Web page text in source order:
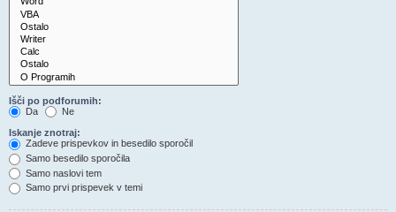
Išči po podforumih:
Da
Ne
Iskanje znotraj:
Zadeve prispevkov in besedilo sporočil
Samo besedilo sporočila
Samo naslovi tem
Samo prvi prispevek v temi